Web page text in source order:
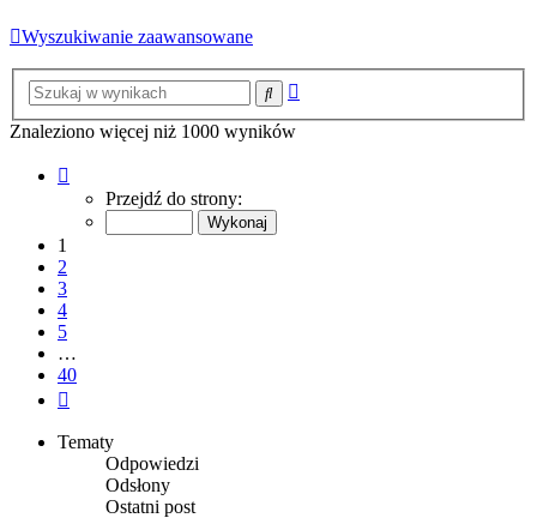
Wyszukiwanie zaawansowane
Szukaj
Znaleziono więcej niż 1000 wyników
Przejdź do strony:
1
2
3
4
5
…
40
Tematy
Odpowiedzi
Odsłony
Ostatni post